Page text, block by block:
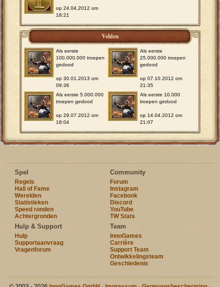
op 24.04.2012 om
18:21
Velden
Als eerste
100.000.000 troepen
gedood
op 30.01.2013 om
09:36
Als eerste
25.000.000 troepen
gedood
op 07.10.2012 om
21:35
Als eerste 5.000.000
troepen gedood
op 29.07.2012 om
18:04
Als eerste 10.000
troepen gedood
op 14.04.2012 om
21:07
Spel
Regels
Hall of Fame
Werelden
Statistieken
Speed ronden
Achtergronden
Community
Forum
Instagram
Facebook
Discord
YouTube
TW Stats
Hulp & Support
Hulp
Supportaanvraag
Vragenforum
Team
InnoGames
Carrière
Support Team
Ontwikkelingsteam
Geschiedenis